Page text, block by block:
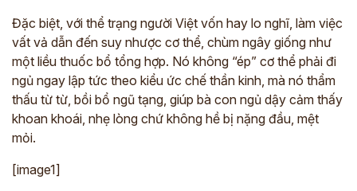
Đặc biệt, với thể trạng người Việt vốn hay lo nghĩ, làm việc
vất vả dẫn đến suy nhược cơ thể, chùm ngây giống như
một liều thuốc bổ tổng hợp. Nó không “ép” cơ thể phải đi
ngủ ngay lập tức theo kiểu ức chế thần kinh, mà nó thẩm
thấu từ từ, bồi bổ ngũ tạng, giúp bà con ngủ dậy cảm thấy
khoan khoái, nhẹ lòng chứ không hề bị nặng đầu, mệt
mỏi.
[image1]